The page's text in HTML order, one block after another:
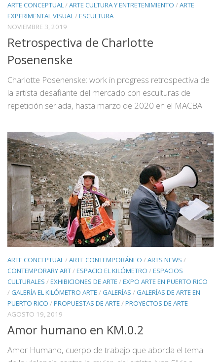
ARTE CONCEPTUAL/ARTE CULTURA Y ENTRETENIMIENTO /ARTE
EXPERIMENTAL VISUAL/ESCULTURA
NOVIEMBRE 3, 2019
Retrospectiva de Charlotte
Posenenske
Charlotte Posenenske: work in progress retrospectiva de
la artista desafiante del mercado con esculturas de
repetición seriada, hasta marzo de 2020 en el MACBA
ARTE CONCEPTUAL/ARTE CONTEMPORÁNEO /ARTS NEWS /
CONTEMPORARY ART/ESPACIO EL KILÓMETRO /ESPACIOS
CULTURALES /EXHIBICIONES DE ARTE /EXPO ARTE EN PUERTO RICO
/ GALERÍA EL KILÓMETRO ARTE / GALERÍAS / GALERÍAS DE ARTE EN
PUERTO RICO /PROPUESTAS DE ARTE /PROYECTOS DE ARTE
AGOSTO 19, 2019
Amor humano en KM.0.2
Amor Humano, cuerpo de trabajo que aborda el tema